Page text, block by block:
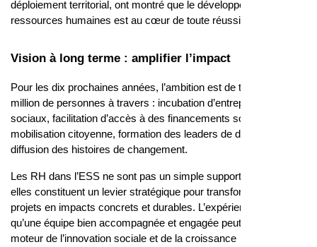
déploiement territorial, ont montré que le développement des
ressources humaines est au cœur de toute réussite ESS.
Vision à long terme : amplifier l’impact
Pour les dix prochaines années, l’ambition est de toucher 1
million de personnes à travers : incubation d’entrepreneurs
sociaux, facilitation d’accès à des financements solidaires,
mobilisation citoyenne, formation des leaders de demain et
diffusion des histoires de changement.
Les RH dans l’ESS ne sont pas un simple support administratif :
elles constituent un levier stratégique pour transformer les
projets en impacts concrets et durables. L’expérience montre
qu’une équipe bien accompagnée et engagée peut devenir le
moteur de l’innovation sociale et de la croissance